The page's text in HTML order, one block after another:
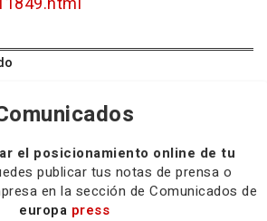
el posicionamiento online de tu
publicar tus notas de prensa o
en la sección de Comunicados de
europa press